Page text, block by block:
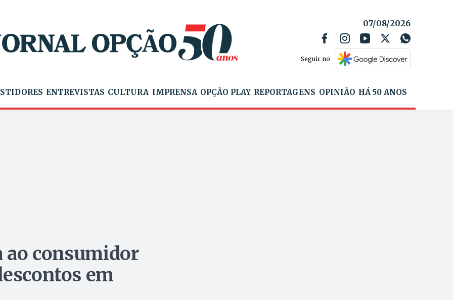
07/08/2026
Seguir no
ENTREVISTAS CULTURA IMPRENSA OPÇÃO PLAY REPORTAGENS OPINIÃO HÁ 50 ANOS
ao consumidor
em